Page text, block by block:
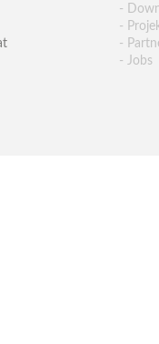
-
-
-
- Jobs